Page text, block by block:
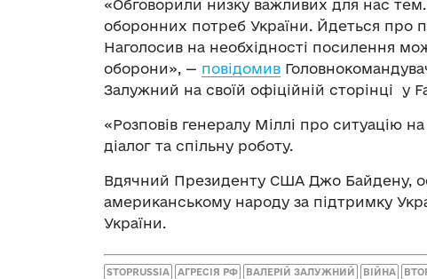
«Обговорили низку важливих для нас
оборонних потреб України. Йдеться про
Наголосив на необхідності посилення
оборони», — повідомив
Залужний на своїй офіційній сторінці у
«Розповів генералу Міллі про ситуацію
діалог та спільну роботу.
Вдячний Президенту США Джо Байдену,
американському народу за підтримку
України.
STOPRUSSIA АГРЕСІЯ РФ ВАЛЕРІЙ ЗАЛУЖНИЙ ВІЙНА